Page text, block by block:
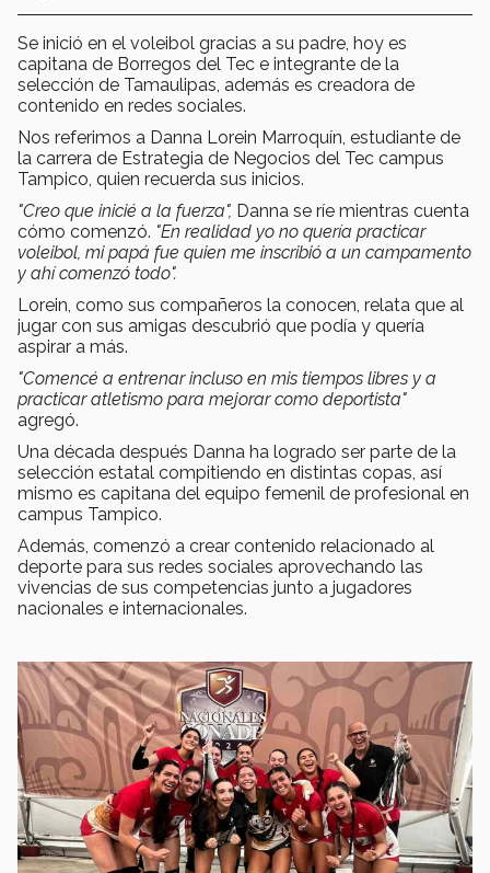
Se inició en el voleibol gracias a su padre, hoy es
capitana de Borregos del Tec e integrante de la
selección de Tamaulipas, además es creadora de
contenido en redes sociales.
Nos referimos a Danna Lorein Marroquín, estudiante de
la carrera de Estrategia de Negocios del Tec campus
Tampico, quien recuerda sus inicios.
"Creo que inicié a la fuerza", Danna se ríe mientras cuenta
cómo comenzó. "En realidad yo no quería practicar
voleibol, mi papá fue quien me inscribió a un campamento
y ahí comenzó todo".
Lorein, como sus compañeros la conocen, relata que al
jugar con sus amigas descubrió que podía y quería
aspirar a más.
"Comencé a entrenar incluso en mis tiempos libres y a
practicar atletismo para mejorar como deportista"
agregó.
Una década después Danna ha logrado ser parte de la
selección estatal compitiendo en distintas copas, así
mismo es capitana del equipo femenil de profesional en
campus Tampico.
Además, comenzó a crear contenido relacionado al
deporte para sus redes sociales aprovechando las
vivencias de sus competencias junto a jugadores
nacionales e internacionales.